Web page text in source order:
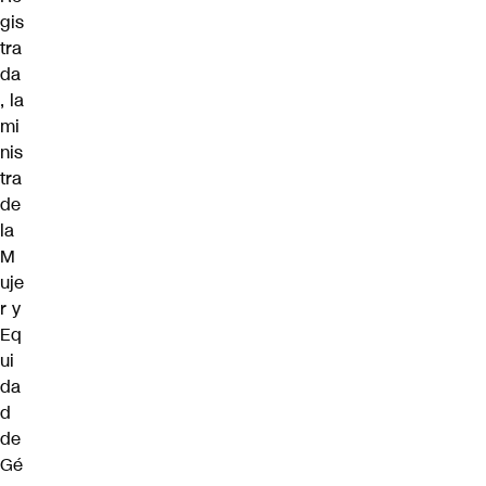
gis
tra
da
, la
mi
nis
tra
de
la
M
uje
r y
Eq
ui
da
d
de
Gé